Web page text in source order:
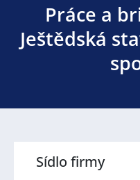
Práce a
Ještědská
Sídlo firmy